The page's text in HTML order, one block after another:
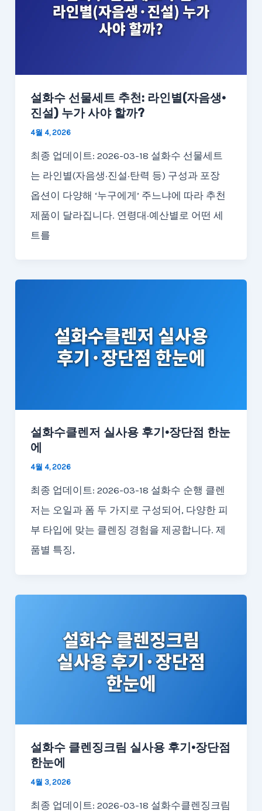
설화수 선물세트 추천: 라인별(자음생·
진설) 누가 사야 할까?
4월 4, 2026
최종 업데이트: 2026-03-18 설화수 선물세트
는 라인별(자음생·진설·탄력 등) 구성과 포장
옵션이 다양해 ‘누구에게’ 주느냐에 따라 추천
제품이 달라집니다. 연령대·예산별로 어떤 세
트를
설화수클렌저 실사용 후기·장단점 한눈
에
4월 4, 2026
최종 업데이트: 2026-03-18 설화수 순행 클렌
저는 오일과 폼 두 가지로 구성되어, 다양한 피
부 타입에 맞는 클렌징 경험을 제공합니다. 제
품별 특징,
설화수 클렌징크림 실사용 후기·장단점
한눈에
4월 3, 2026
최종 업데이트: 2026-03-18 설화수클렌징크림